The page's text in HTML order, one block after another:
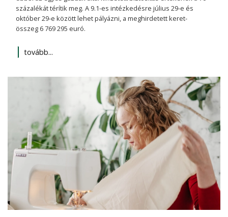
százalékát térítik meg. A 9.1-es intéz­kedésre július 29-e és
október 29-e között lehet pályázni, a meghir­detett keret­
összeg 6 769 295 euró.
tovább...